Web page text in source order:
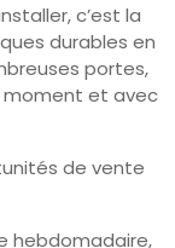
c’est la
durables en
portes,
moment et avec
de vente
hebdomadaire,